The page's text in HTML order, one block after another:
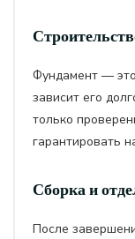
Фундамент —
зависит его
только
гарантировать
Сборка и
После